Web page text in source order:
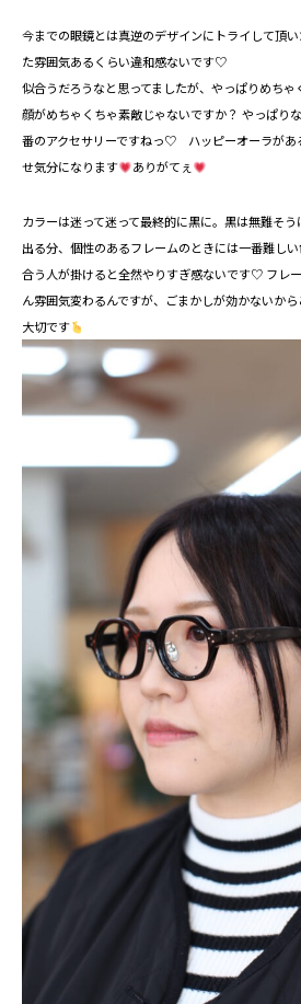
今までの眼鏡とは真逆のデザインにトライして頂
た雰囲気あるくらい違和感ないです♡
似合うだろうなと思ってましたが、やっぱりめちゃ
顔がめちゃくちゃ素敵じゃないですか？ やっぱり
番のアクセサリーですねっ♡ ハッピーオーラがあ
せ気分になります
⁡ありがてぇ
カラーは迷って迷って最終的に黒に。黒は無難そ
出る分、個性のあるフレームのときには一番難し
合う人が掛けると全然やりすぎ感ないです♡ フレ
ん雰囲気変わるんですが、ごまかしが効かないか
大切です